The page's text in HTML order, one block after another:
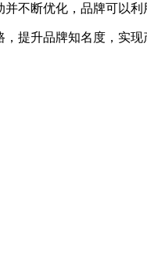
不断优化，品牌可以利
提升品牌知名度，实现